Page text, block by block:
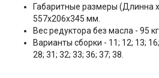
Габаритные размеры (Длинна
557х206х345 мм.
Вес редуктора без масла - 95 кг.
Варианты сборки - 11; 12; 13;
28; 31; 32; 33; 36; 37; 38.